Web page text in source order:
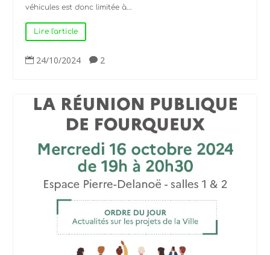
véhicules est donc limitée à...
Lire l'article
 24/10/2024  2